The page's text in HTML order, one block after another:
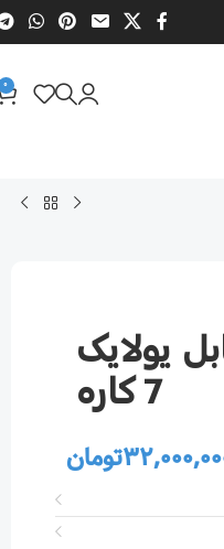
0
یولایک
7 کاره
تومان